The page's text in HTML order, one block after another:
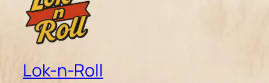
Lok-n-Roll